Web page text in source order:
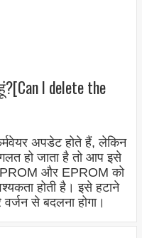
I delete the
अपडेट होते हैं, लेकिन
हो जाता है तो आप इसे
और EPROM को
होती है। इसे हटाने
से बदलना होगा।